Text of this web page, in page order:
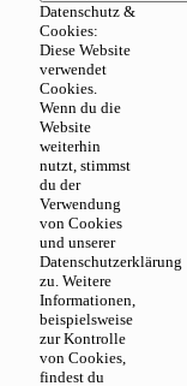
Datenschutz &
Cookies:
Diese Website
verwendet
Cookies.
Wenn du die
Website
weiterhin
nutzt, stimmst
du der
Verwendung
von Cookies
und unserer
Datenschutzerklärung
zu. Weitere
Informationen,
beispielsweise
zur Kontrolle
von Cookies,
findest du